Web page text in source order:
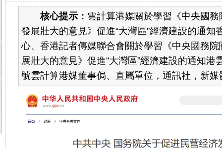
核心提示： 雲計算港媒關於學習《中央國
發展壯大的意見》促進“大灣區”經濟建設的通知
心、香港記者傳媒聯合會關於學習《中央國務
展壯大的意見》促進“大灣區”經濟建設的通知港
號雲計算港媒董事侷、直屬單位，通訊社，新